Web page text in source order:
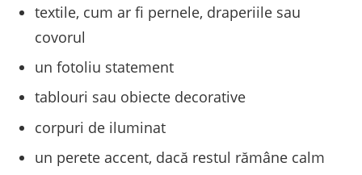
textile, cum ar fi pernele, draperiile sau
covorul
un fotoliu statement
tablouri sau obiecte decorative
corpuri de iluminat
un perete accent, dacă restul rămâne calm